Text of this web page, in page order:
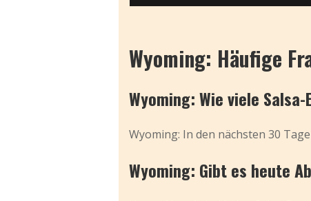
Wyoming: Häufige
Wyoming: Wie viele
Wyoming: In den nächsten 30
Wyoming: Gibt es heute